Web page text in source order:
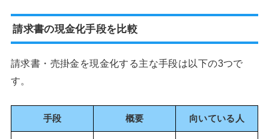
請求書の現金化手段を比較
請求書・売掛金を現金化する主な手段は以下の3つで
す。
手段 概要 向いている人